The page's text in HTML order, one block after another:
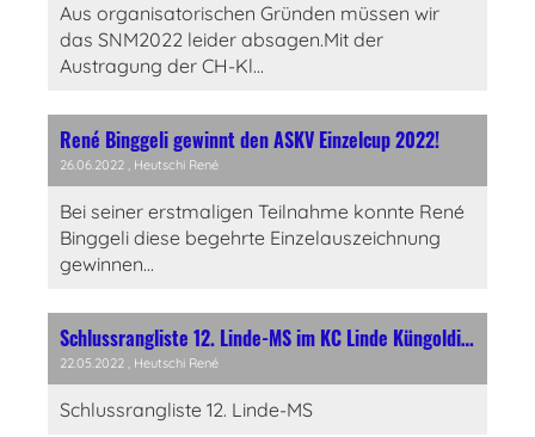
Aus organisatorischen Gründen müssen wir
das SNM2022 leider absagen.Mit der
Austragung der CH-Kl...
René Binggeli gewinnt den ASKV Einzelcup 2022!
26.06.2022 , Heutschi René
Bei seiner erstmaligen Teilnahme konnte René
Binggeli diese begehrte Einzelauszeichnung
gewinnen...
Schlussrangliste 12. Linde-MS im KC Linde Küngoldingen
22.05.2022 , Heutschi René
Schlussrangliste 12. Linde-MS